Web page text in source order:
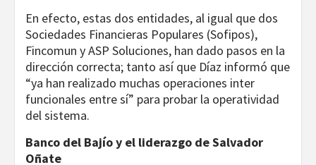
En efecto, estas dos entidades, al igual que dos
Sociedades Financieras Populares (Sofipos),
Fincomun y ASP Soluciones, han dado pasos en la
dirección correcta; tanto así que Díaz informó que
“ya han realizado muchas operaciones inter
funcionales entre sí” para probar la operatividad
del sistema.
Banco del Bajío y el liderazgo de Salvador
Oñate